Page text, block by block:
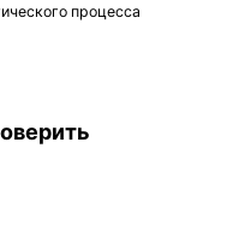
процесса